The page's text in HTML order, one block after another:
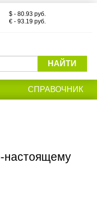
$ - 80.93 руб.
€ - 93.19 руб.
НАЙТИ
СПРАВОЧНИК
настоящему